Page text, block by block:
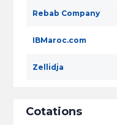
Rebab Company
IBMaroc.com
Zellidja
Cotations